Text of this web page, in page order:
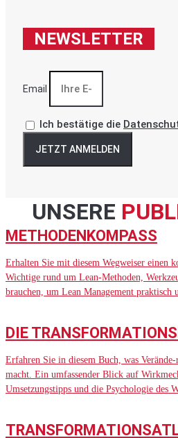
NEWSLETTER
Email
Ich bestätige die
JETZT ANMELDEN
UNSERE
METHODENKOMPASS
Erhalten Sie mit diesem Wegweiser einen
Wichtige rund um Lean-Methoden,
brauchen, um Lean Management praktisch
DIE
Erfahren Sie in diesem Buch, was
macht. Ein umfassender Blick auf
Umsetzungstipps und die Psychologie des